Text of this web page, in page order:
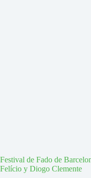
Festival de Fado de
Felício y Diogo Clemente